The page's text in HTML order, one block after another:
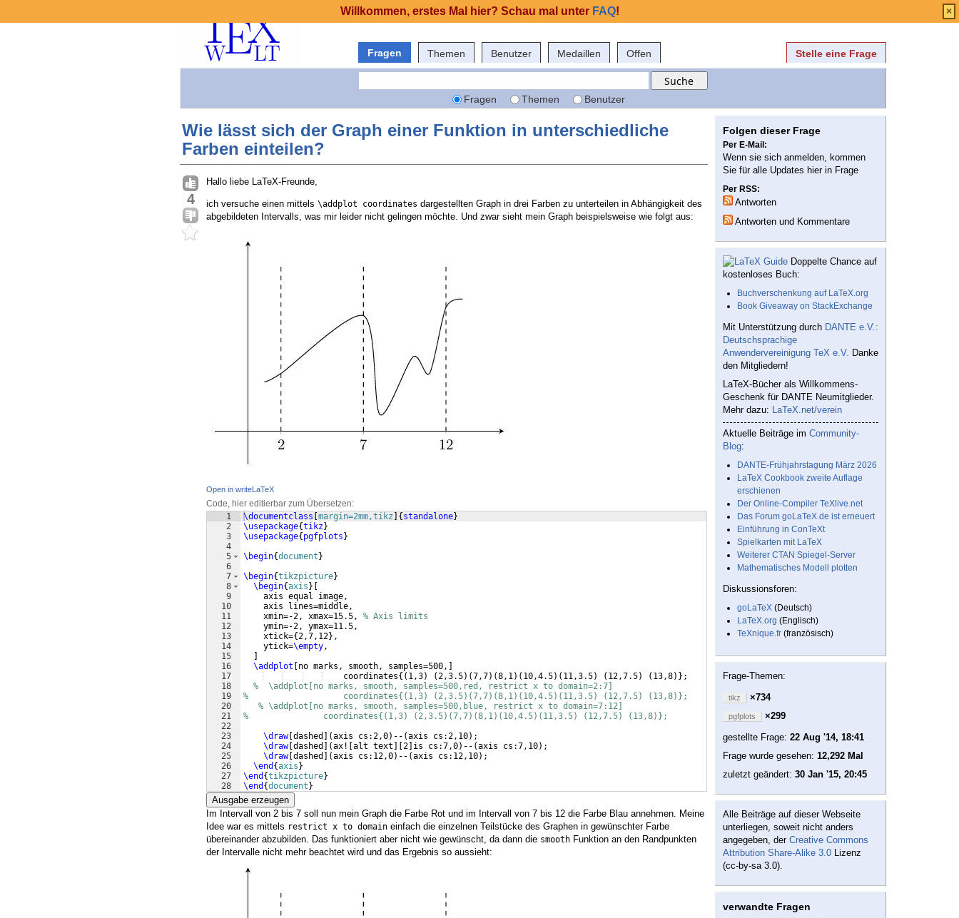
Fragen Themen Benutzer Medaillen Offen Stelle eine Frage
Fragen Themen Benutzer
Wie lässt sich der Graph einer Funktion in unterschiedliche
Farben einteilen?
4
Hallo liebe LaTeX-Freunde,
ich versuche einen mittels \addplot coordinates dargestellten Graph in drei Farben zu unterteilen in Abhängigkeit des
abgebildeten Intervalls, was mir leider nicht gelingen möchte. Und zwar sieht mein Graph beispielsweise wie folgt aus:
Open in writeLaTeX
Code, hier editierbar zum Übersetzen:
1
2
3
4
5
6
7
8
9
10
11
12
13
14
15
16
17
18
19
20
21
22
23
24
25
26
27
28
\documentclass margin=2mm,tikz { standalone}
\usepackage{tikz}
\usepackage{ pgfplots }
\begin{document }
\begin{tikzpicture}
\begin{axis }
    axis equal image,
    axis lines=middle,
    xmin=-2, xmax=15.5,
% Axis limits
    ymin=-2, ymax=11.5,
    xtick=
{2,7,12} ,
    ytick=
\empty,
\addplot
no marks, smooth, samples=500,
    coordinates
{( 1,3) (2,3.5) (7,7) (8,1) ( 10,4.5) ( 11,3.5) ( 12,7.5) ( 13,8)} ;
%  \addplot[no marks, smooth, samples=500,red, restrict x to domain=2:7]
%                   coordinates{(1,3) (2,3.5)(7,7)(8,1)(10,4.5)(11,3.5) (12,7.5) (13,8)};
% \addplot[no marks, smooth, samples=500,blue, restrict x to domain=7:12]
%               coordinates{(1,3) (2,3.5)(7,7)(8,1)(10,4.5)(11,3.5) (12,7.5) (13,8)};
\draw[ dashed (axis cs:2,0) -- (axis cs:2,10) ;
\draw[ dashed (ax! alt text 2 is cs:7,0) -- (axis cs:7,10) ;
\draw[ dashed (axis cs:12,0) -- (axis cs:12,10) ;
\end {axis }
\end {tikzpicture}
\end {document }
Ausgabe erzeugen
Im Intervall von 2 bis 7 soll nun mein Graph die Farbe Rot und im Intervall von 7 bis 12 die Farbe Blau annehmen. Meine
Idee war es mittels restrict x to domain einfach die einzelnen Teilstücke des Graphen in gewünschter Farbe
übereinander abzubilden. Das funktioniert aber nicht wie gewünscht, da dann die smooth Funktion an den Randpunkten
der Intervalle nicht mehr beachtet wird und das Ergebnis so aussieht:
Folgen dieser Frage
Per E-Mail:
Wenn sie sich anmelden, kommen
Sie für alle Updates hier in Frage
Per RSS:
Antworten
Antworten und Kommentare
Doppelte Chance auf
kostenloses Buch:
Buchverschenkung auf LaTeX.org
Book Giveaway on StackExchange
Mit Unterstützung durch DANTE e.V.:
Deutschsprachige
Anwendervereinigung TeX e.V. Danke
den Mitgliedern!
LaTeX-Bücher als Willkommens-
Geschenk für DANTE Neumitglieder.
Mehr dazu: LaTeX.net/verein
Aktuelle Beiträge im Community-
Blog:
DANTE-Frühjahrstagung März 2026
LaTeX Cookbook zweite Auflage
erschienen
Der Online-Compiler TeXlive.net
Das Forum goLaTeX.de ist erneuert
Einführung in ConTeXt
Spielkarten mit LaTeX
Weiterer CTAN Spiegel-Server
Mathematisches Modell plotten
Diskussionsforen:
goLaTeX (Deutsch)
LaTeX.org (Englisch)
TeXnique.fr (französisch)
Frage-Themen:
tikz ×734
pgfplots
×299
gestellte Frage: 22 Aug '14, 18:41
Frage wurde gesehen: 12,292 Mal
zuletzt geändert: 30 Jan '15, 20:45
Alle Beiträge auf dieser Webseite
unterliegen, soweit nicht anders
angegeben, der Creative Commons
Attribution Share-Alike 3.0 Lizenz
(cc-by-sa 3.0).
verwandte Fragen
Willkommen, erstes Mal hier? Schau mal unter FAQ! ×